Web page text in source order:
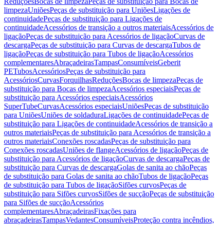
limpezaUniõesPeças de substituição para UniõesLigações de
continuidadePeças de substituição para Ligações de
continuidadeAcessórios de transição a outros materiaisAcessórios de
ligaçãoPeças de substituição para Acessórios de ligaçãoCurvas de
descargaPeças de substituição para Curvas de descargaTubos de
ligaçãoPeças de substituição para Tubos de ligaçãoAcessórios
complementaresAbraçadeirasTampasConsumíveisGeberit
PETubosAcessóriosPeças de substituição para
AcessóriosCurvasForquilhasReduçõesBocas de limpezaPeças de
substituição para Bocas de limpezaAcessórios especiaisPeças de
substituição para Acessórios especiaisAcessórios
SuperTubeCurvasAcessórios especiaisUniõesPeças de substituição
para UniõesUniões de soldaduraLigações de continuidadePeças de
substituição para Ligações de continuidadeAcessórios de transição a
outros materiaisPeças de substituição para Acessórios de transição a
outros materiaisConexões roscadasPeças de substituição para
Conexões roscadasUniões de flangeAcessórios de ligaçãoPeças de
substituição para Acessórios de ligaçãoCurvas de descargaPeças de
substituição para Curvas de descargaGolas de sanita ao chãoPeças
de substituição para Golas de sanita ao chãoTubos de ligaçãoPeças
de substituição para Tubos de ligaçãoSifões curvosPeças de
substituição para Sifões curvosSifões de sucçãoPeças de substituição
para Sifões de sucçãoAcessórios
complementaresAbraçadeirasFixações para
abraçadeirasTampasVedantesConsumíveisProteção contra incêndios,